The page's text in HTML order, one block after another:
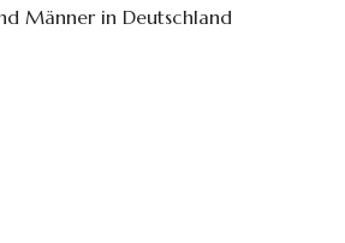
Männer in Deutschland